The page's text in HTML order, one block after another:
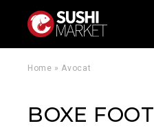
Home » Avocat
BOXE FOOT